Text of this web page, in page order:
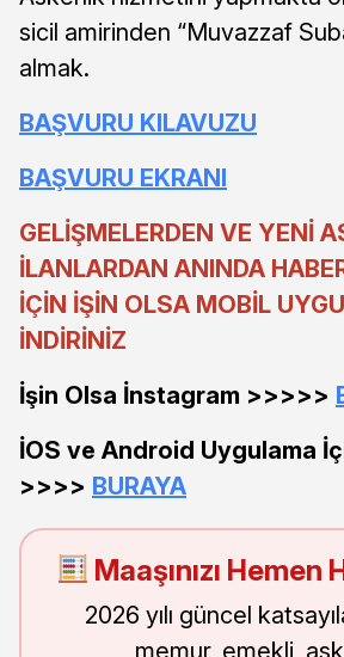
sicil amirinden “Muvazzaf
almak.
BAŞVURU KILAVUZU
BAŞVURU EKRANI
GELİŞMELERDEN VE YENİ
İLANLARDAN ANINDA
İÇİN İŞİN OLSA MOBİL
İNDİRİNİZ
İşin Olsa İnstagram >>>>>
İOS ve Android Uygulama
>>>> BURAYA
Maaşınızı Hemen
2026 yılı güncel
memur, emekli,